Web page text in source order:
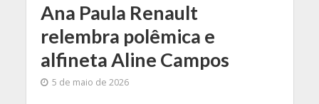
Ana Paula Renault
relembra polêmica e
alfineta Aline Campos
5 de maio de 2026